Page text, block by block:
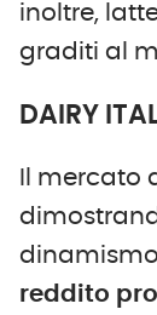
inoltre,
graditi al
DAIRY
Il mercato
reddito